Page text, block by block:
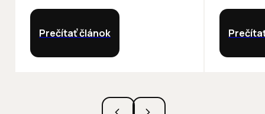
Prečítať článok